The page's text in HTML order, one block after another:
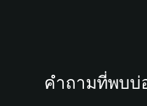
คำถามที่พบบ่